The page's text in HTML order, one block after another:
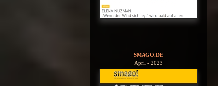
SMAGO.DE
April - 2023